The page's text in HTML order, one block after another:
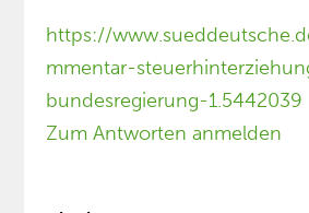
https://
mmentar-
bundesregierung-1.5442039
Zum Antworten anmelden